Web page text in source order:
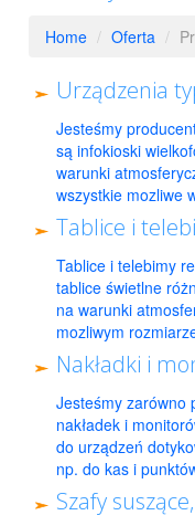
Home / Oferta /
Urządzenia
Jesteśmy
są infokioski
warunki
wszystkie mozliwe
Tablice i
Tablice i telebimy
tablice świetlne
na warunki
mozliwym
Nakładki i
Jesteśmy zarówno
nakładek i
do urządzeń
np. do kas i
Szafy